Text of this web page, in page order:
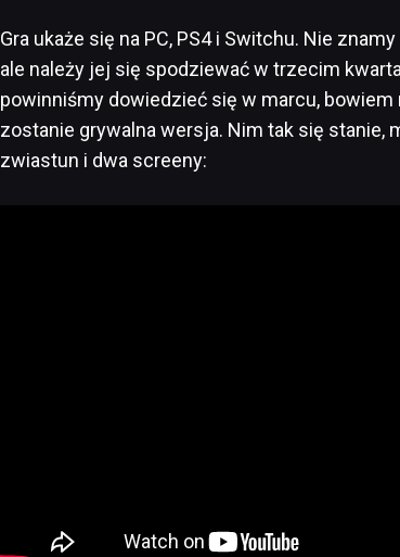
Gra ukaże się na PC, PS4 i Switchu. Nie
ale należy jej się spodziewać w trzecim
powinniśmy dowiedzieć się w marcu, bowiem
zostanie grywalna wersja. Nim tak się
zwiastun i dwa screeny: